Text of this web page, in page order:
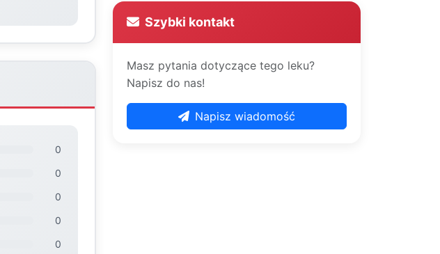
0
0
0
0
0
Szybki kontakt
Masz pytania dotyczące tego leku?
Napisz do nas!
Napisz wiadomość